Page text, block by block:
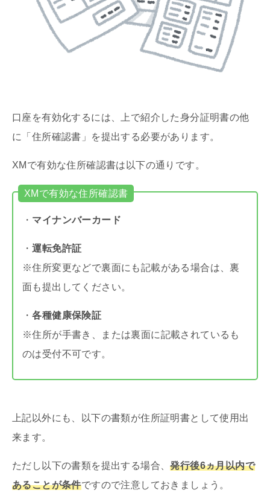
口座を有効化するには、上で紹介した身分証明書の他
に「住所確認書」を提出する必要があります。
XMで有効な住所確認書は以下の通りです。
XMで有効な住所確認書
・ マイナンバーカード
・運転免許証
※住所変更などで裏面にも記載がある場合は、裏
面も提出してください。
・各種健康保険証
※住所が手書き、ま たは裏面に記載されているも
のは受付不可です。
上記以外にも、以下の書類が住所証明書として使用出
来ます。
ただし以下の書類を提出する場合、発行後6ヵ月以内で
あることが条件ですので注意しておきましょう。